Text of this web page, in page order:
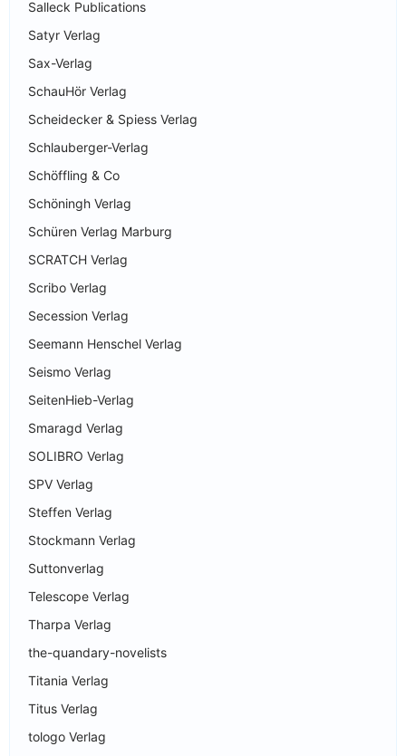
Salleck Publications
Satyr Verlag
Sax-Verlag
SchauHör Verlag
Scheidecker & Spiess Verlag
Schlauberger-Verlag
Schöffling & Co
Schöningh Verlag
Schüren Verlag Marburg
SCRATCH Verlag
Scribo Verlag
Secession Verlag
Seemann Henschel Verlag
Seismo Verlag
SeitenHieb-Verlag
Smaragd Verlag
SOLIBRO Verlag
SPV Verlag
Steffen Verlag
Stockmann Verlag
Suttonverlag
Telescope Verlag
Tharpa Verlag
the-quandary-novelists
Titania Verlag
Titus Verlag
tologo Verlag